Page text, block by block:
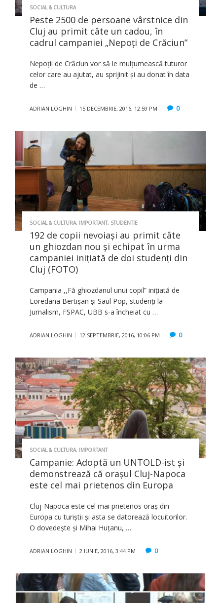
SOCIAL & CULTURA
Peste 2500 de persoane vârstnice din
Cluj au primit câte un cadou, în
cadrul campaniei „Nepoţi de Crăciun”
Nepoții de Crăciun vor să le mulțumească tuturor
celor care au ajutat, au sprijinit și au donat în data
de …
ADRIAN LOGHIN 15 DECEMBRIE, 2016, 12:59 PM 0
SOCIAL & CULTURA, IMPORTANT, STUDENTIE
192 de copii nevoiaşi au primit câte
un ghiozdan nou şi echipat în urma
campaniei inițiată de doi studenți din
Cluj (FOTO)
Campania ,,Fă ghiozdanul unui copil” inițiată de
Loredana Bertișan și Saul Pop, studenți la
Jurnalism, FSPAC, UBB s-a încheiat cu …
ADRIAN LOGHIN 12 SEPTEMBRIE, 2016, 10:06 PM 0
SOCIAL & CULTURA, IMPORTANT
Campanie: Adoptă un UNTOLD-ist şi
demonstrează că oraşul Cluj-Napoca
este cel mai prietenos din Europa
Cluj-Napoca este cel mai prietenos oraș din
Europa cu turiștii și asta se datorează locuitorilor.
O dovedește și Mihai Huțanu, …
ADRIAN LOGHIN 2 IUNIE, 2016, 3:44 PM 0